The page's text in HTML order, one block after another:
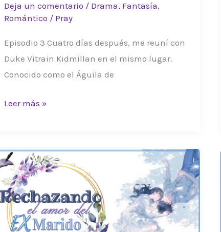
Deja un comentario / Drama, Fantasía,
Romántico / Pray
Episodio 3 Cuatro días después, me reuní con
Duke Vitrain Kidmillan en el mismo lugar.
Conocido como el Águila de
VADALBI
Leer más »